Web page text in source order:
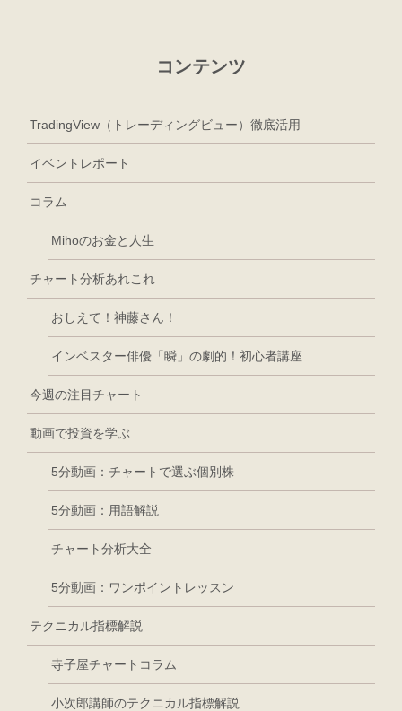
コンテンツ
TradingView（トレーディングビュー）徹底活用
イベントレポート
コラム
Mihoのお金と人生
チャート分析あれこれ
おしえて！神藤さん！
インベスター俳優「瞬」の劇的！初心者講座
今週の注目チャート
動画で投資を学ぶ
5分動画：チャートで選ぶ個別株
5分動画：用語解説
チャート分析大全
5分動画：ワンポイントレッスン
テクニカル指標解説
寺子屋チャートコラム
小次郎講師のテクニカル指標解説